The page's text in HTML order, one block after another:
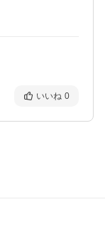
いいね 0